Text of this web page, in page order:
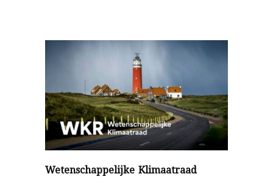
Wetenschappelijke Klimaatraad